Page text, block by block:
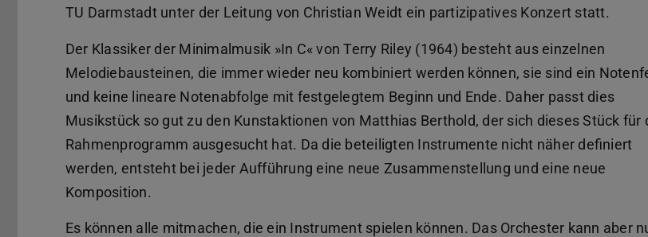
TU Darmstadt unter der Leitung von Christian Weidt ein partizipatives Konzert statt.
Der Klassiker der Minimalmusik »In C« von Terry Riley (1964) besteht aus einzelnen
Melodiebausteinen, die immer wieder neu kombiniert werden können, sie sind ein
und keine lineare Notenabfolge mit festgelegtem Beginn und Ende. Daher passt dies
Musikstück so gut zu den Kunstaktionen von Matthias Berthold, der sich dieses Stück für
Rahmenprogramm ausgesucht hat. Da die beteiligten Instrumente nicht näher definiert
werden, entsteht bei jeder Aufführung eine neue Zusammenstellung und eine neue
Komposition.
Es können alle mitmachen, die ein Instrument spielen können. Das Orchester kann aber